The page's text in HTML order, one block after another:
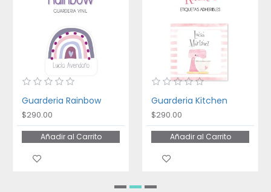
Guarderia Rainbow
$290.00
Añadir al Carrito
Guarderia Kitchen
$290.00
Añadir al Carrito